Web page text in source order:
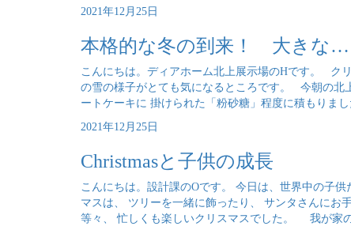
2021年12月25日
本格的な冬の到来！ 大きな…
こんにちは。ディアホーム北上展示場のHです。 ク
の雪の様子がとても気になるところです。 今朝の
ートケーキに 掛けられた「粉砂糖」程度に積もり
2021年12月25日
Christmasと子供の成長
こんにちは。設計課のOです。 今日は、世界中の子
マスは、 ツリーを一緒に飾ったり、 サンタさんに
等々、 忙しくも楽しいクリスマスでした。 我が家